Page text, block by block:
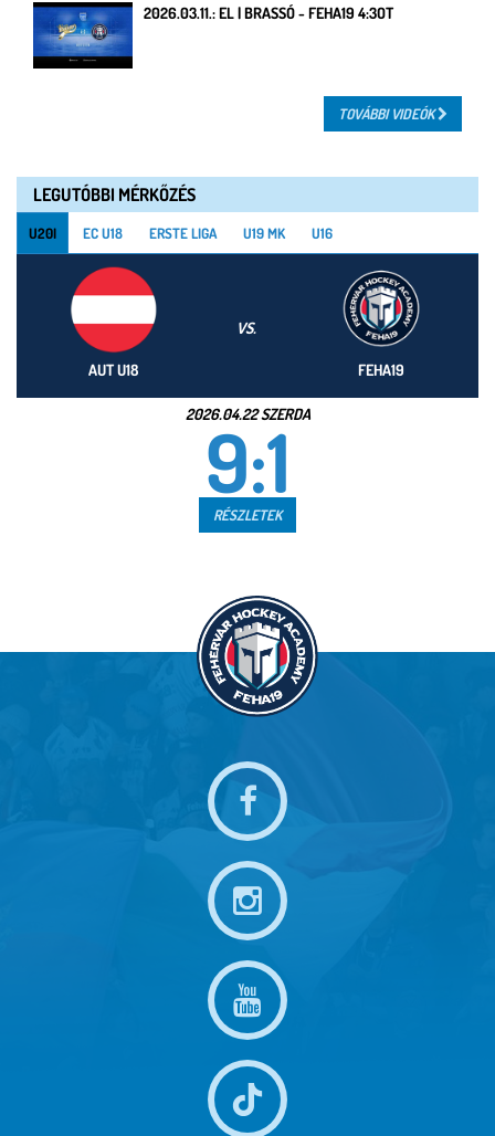
2026.03.11.: EL | BRASSÓ - FEHA19 4:3OT
TOVÁBBI VIDEÓK
LEGUTÓBBI MÉRKŐZÉS
U20I EC U18 ERSTE LIGA U19 MK U16
AUT U18
VS.
FEHA19
2026.04.22 SZERDA
9:1
RÉSZLETEK